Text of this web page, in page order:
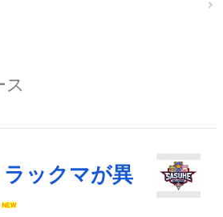
ス
ックマが異